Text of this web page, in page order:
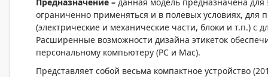
ограниченно применяться и в полевых условиях, для
(электрические и механические части, блоки и т.п.) с
Расширенные возможности дизайна этикеток
персональному компьютеру (РС и Мас).
Представляет собой весьма компактное устройство